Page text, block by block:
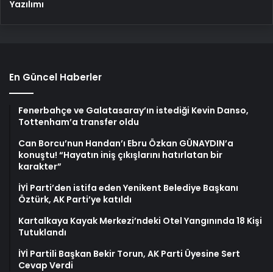
Yazılımı
En Güncel Haberler
Fenerbahçe ve Galatasaray’ın istediği Kevin Danso,
Tottenham’a transfer oldu
Can Borcu’nun Handan’ı Ebru Özkan GÜNAYDIN’a
konuştu! “Hayatın iniş çıkışlarını hatırlatan bir
karakter”
İYİ Parti’den istifa eden Yenikent Belediye Başkanı
Öztürk, AK Parti’ye katıldı
Kartalkaya Kayak Merkezi’ndeki Otel Yangınında 18 Kişi
Tutuklandı
İYİ Partili Başkan Bekir Torun, AK Parti Üyesine Sert
Cevap Verdi